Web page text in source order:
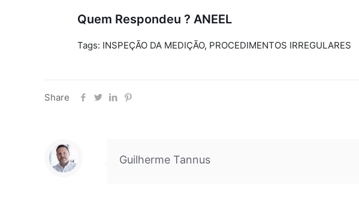
Quem Respondeu ? ANEEL
Tags: INSPEÇÃO DA MEDIÇÃO, PROCEDIMENTOS IRREGULARES
Share
Guilherme Tannus